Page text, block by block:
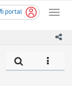
portal
Toggle
icono